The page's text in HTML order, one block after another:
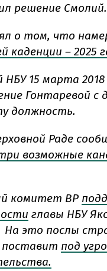
решение Смолий.
о том, что
каденции – 2025
15 марта
Гонтаревой
должность.
Раде
возможные
комитет ВР
главы НБУ
На это послы
поставит под